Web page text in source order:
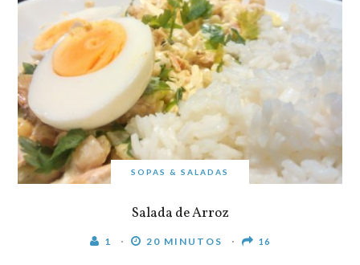
SOPAS & SALADAS
Salada de Arroz
1 20 MINUTOS 16